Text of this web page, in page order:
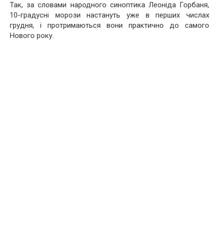
Так, за словами народного синоптика Леоніда Горбаня,
10-градусні морози настануть уже в перших числах
грудня, і протримаються вони практично до самого
Нового року.